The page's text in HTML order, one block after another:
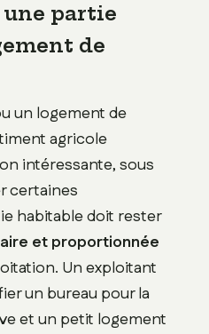
une partie
de
un logement de
agricole
intéressante, sous
certaines
habitable doit rester
et proportionnée
Un exploitant
un bureau pour la
et un petit logement